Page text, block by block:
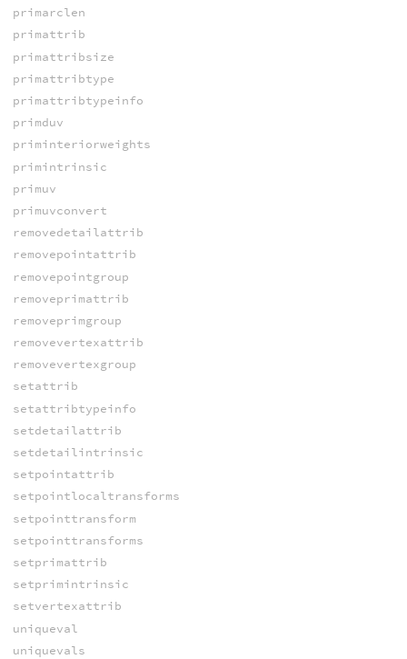
primarclen
primattrib
primattribsize
primattribtype
primattribtypeinfo
primduv
priminteriorweights
primintrinsic
primuv
primuvconvert
removedetailattrib
removepointattrib
removepointgroup
removeprimattrib
removeprimgroup
removevertexattrib
removevertexgroup
setattrib
setattribtypeinfo
setdetailattrib
setdetailintrinsic
setpointattrib
setpointlocaltransforms
setpointtransform
setpointtransforms
setprimattrib
setprimintrinsic
setvertexattrib
uniqueval
uniquevals